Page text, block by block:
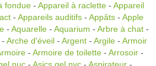
fondue - Appareil à raclette - Appareil
- Appareils auditifs - Appâts - Apple
- Aquarelle - Aquarium - Arbre à chat -
- Arche d'éveil - Argent - Argile - Armoir
- Armoire de toilette - Arrosoir -